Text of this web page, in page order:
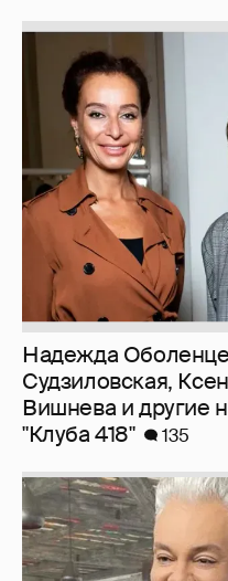
Надежда
Судзиловская,
Вишнева и другие
"Клуба 418"
135